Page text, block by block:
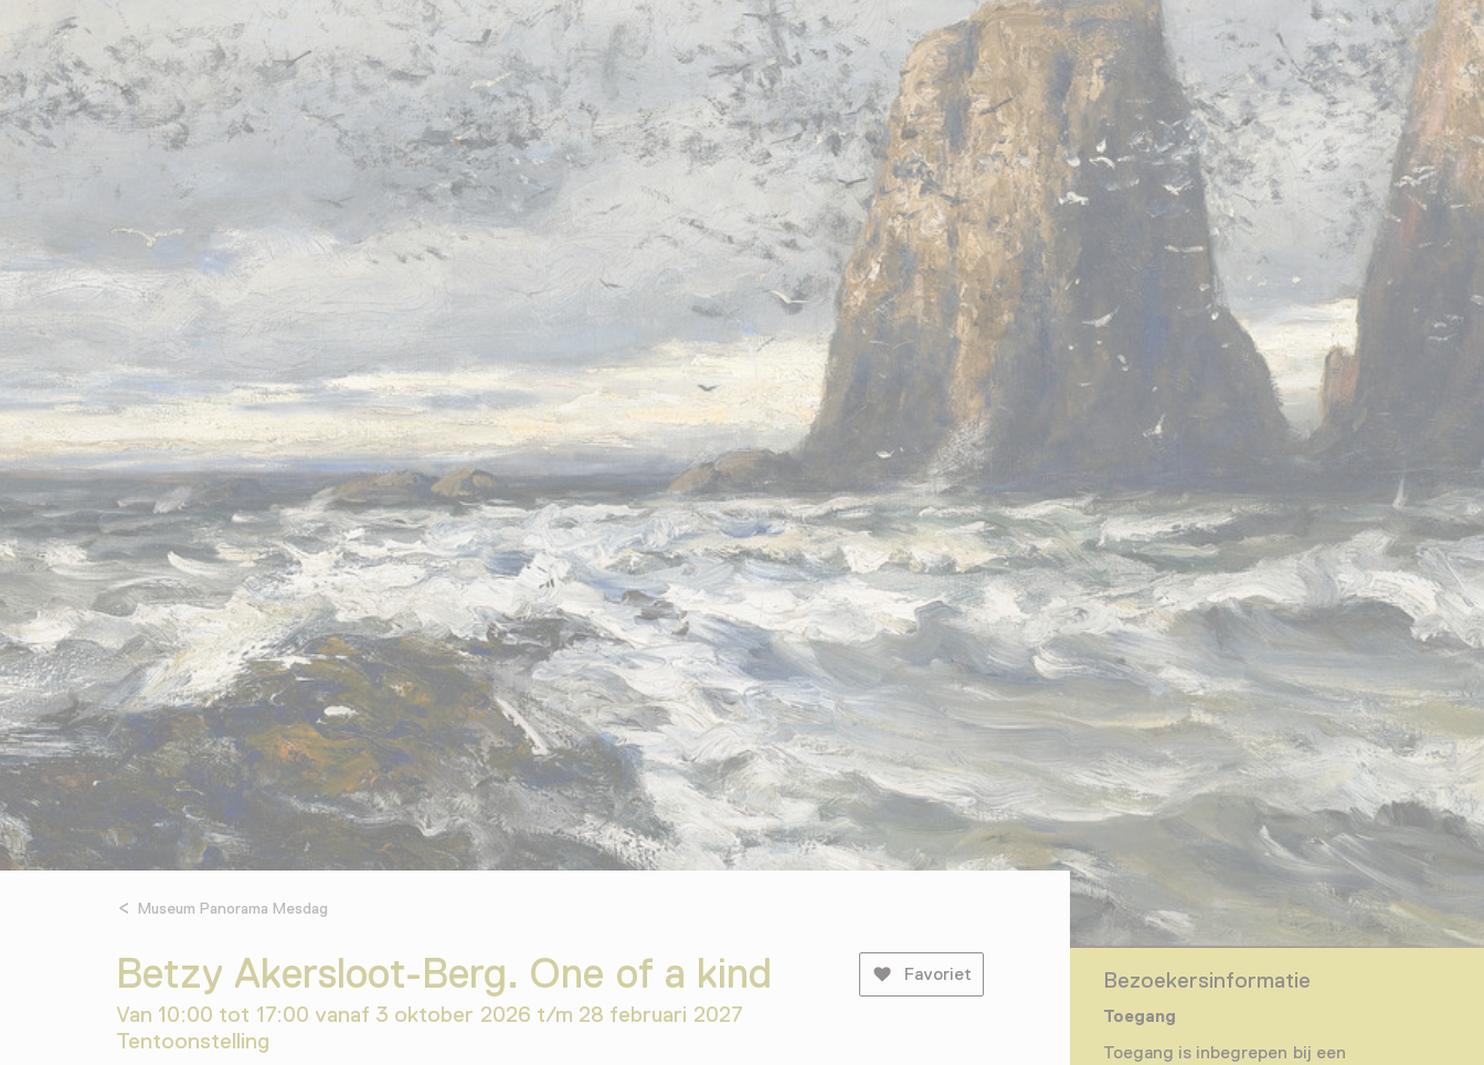
Museum Panorama Mesdag
Betzy Akersloot-Berg. One of a kind
Van 10:00 tot 17:00 vanaf 3 oktober 2026 t/m 28 februari 2027
Tentoonstelling
Favoriet Bezoekersinformatie
Toegang
Toegang is inbegrepen bij een